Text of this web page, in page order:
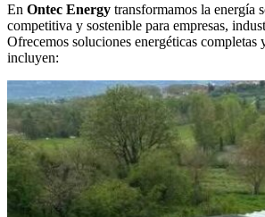
En Ontec Energy transformamos la energía
competitiva y sostenible para empresas,
Ofrecemos soluciones energéticas completas
incluyen: